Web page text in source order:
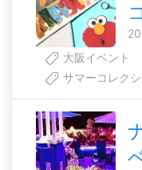
大阪イベント
サマーコレク